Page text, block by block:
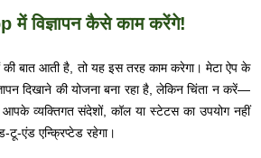
में विज्ञापन कैसे काम करेंगे!
की बात आती है, तो यह इस तरह काम करेगा। मेटा ऐप के
दिखाने की योजना बना रहा है, लेकिन चिंता न करें—
व्यक्तिगत संदेशों, कॉल या स्टेटस का उपयोग नहीं
एंड एन्क्रिप्टेड रहेगा।